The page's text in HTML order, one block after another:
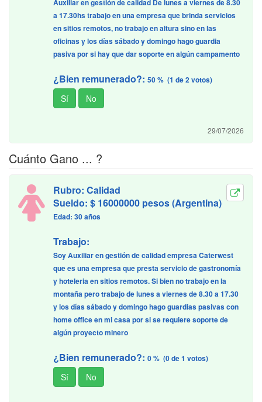
Auxiliar en gestión de calidad De lunes a viernes de 8.30
a 17.30hs trabajo en una empresa que brinda servicios
en sitios remotos, no trabajo en altura sino en las
oficinas y los días sábado y domingo hago guardia
pasiva por si hay que dar soporte en algún campamento
¿Bien remunerado?: 50 % (1 de 2 votos)
29/07/2026
Cuánto Gano ... ?
Rubro: Calidad
Sueldo: $ 16000000 pesos (Argentina)
Edad: 30 años
Trabajo:
Soy Auxiliar en gestión de calidad empresa Caterwest
que es una empresa que presta servicio de gastronomía
y hoteleria en sitios remotos. Si bien no trabajo en la
montaña pero trabajo de lunes a viernes de 8.30 a 17.30
y los días sábado y domingo hago guardias pasivas con
home office en mi casa por si se requiere soporte de
algún proyecto minero
¿Bien remunerado?: 0 % (0 de 1 votos)